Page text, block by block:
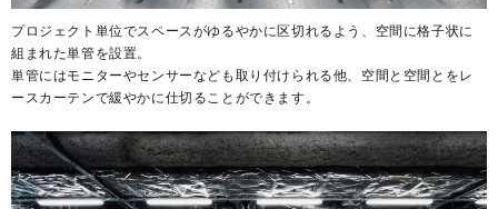
プロジェクト単位でスペースがゆるやかに区切れるよう、空間に格子状に
組まれた単管を設置。
単管にはモニターやセンサーなども取り付けられる他、空間と空間とをレ
ースカーテンで緩やかに仕切ることができます。